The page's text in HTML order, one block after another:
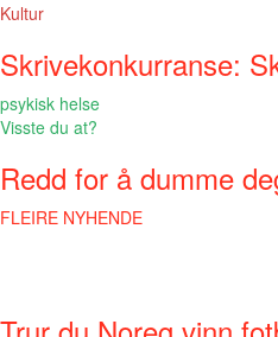
Kultur
Skrivekonkurranse:
psykisk helse
Visste du at?
Redd for å dumme
FLEIRE NYHENDE